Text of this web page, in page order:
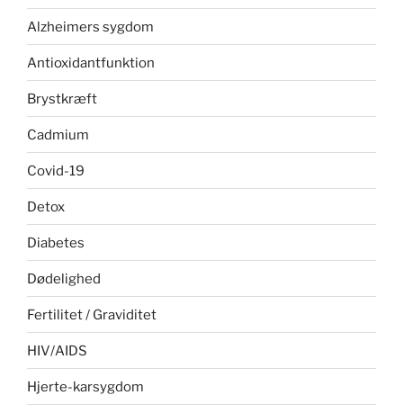
Alzheimers sygdom
Antioxidantfunktion
Brystkræft
Cadmium
Covid-19
Detox
Diabetes
Dødelighed
Fertilitet / Graviditet
HIV/AIDS
Hjerte-karsygdom